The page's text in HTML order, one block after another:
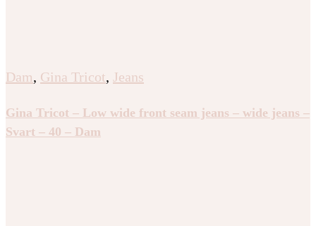
Dam, Gina Tricot, Jeans
Gina Tricot – Low wide front seam jeans – wide jeans –
Svart – 40 – Dam